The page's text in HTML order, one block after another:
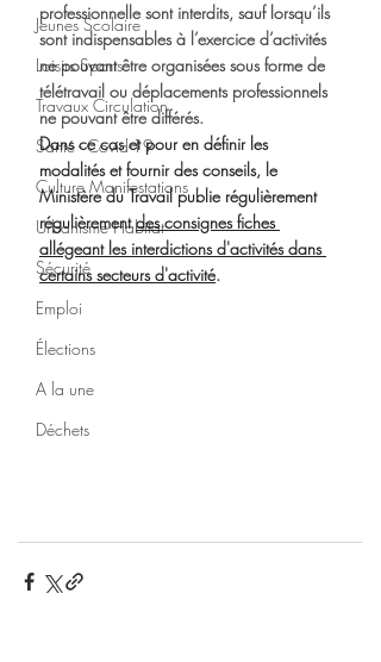
Jeunes Scolaire
Loisirs Sports
Travaux Circulation
Santé - Covid-19
Culture Manifestations
Urbanisme Habitat
Sécurité
Emploi
Élections
A la une
Déchets
professionnelle sont interdits, sauf lorsqu’ils
sont indispensables à l’exercice d’activités
ne pouvant être organisées sous forme de
télétravail ou déplacements professionnels
ne pouvant être différés.
Dans ce cas et pour en définir les
modalités et fournir des conseils, le
Ministère du Travail publie régulièrement
régulièrement des consignes fiches
allégeant les interdictions d'activités dans
certains secteurs d'activité.